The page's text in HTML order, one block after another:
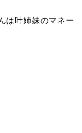
は叶姉妹のマネー